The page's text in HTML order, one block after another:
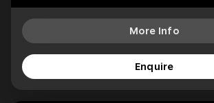
More Info
Enquire